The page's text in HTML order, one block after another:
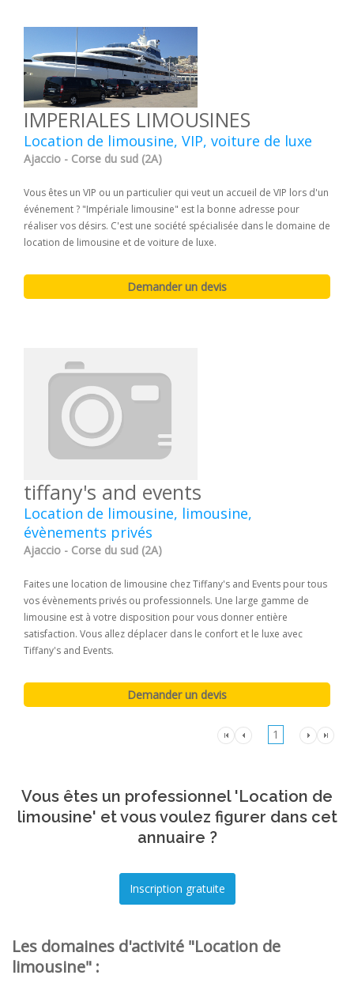
IMPERIALES LIMOUSINES
Location de limousine, VIP, voiture de luxe
Ajaccio - Corse du sud (2A)
Vous êtes un VIP ou un particulier qui veut un accueil de VIP lors d'un
événement ? "Impériale limousine" est la bonne adresse pour
réaliser vos désirs. C'est une société spécialisée dans le domaine de
location de limousine et de voiture de luxe.
tiffany's and events
Location de limousine, limousine,
évènements privés
Ajaccio - Corse du sud (2A)
Faites une location de limousine chez Tiffany's and Events pour tous
vos évènements privés ou professionnels. Une large gamme de
limousine est à votre disposition pour vous donner entière
satisfaction. Vous allez déplacer dans le confort et le luxe avec
Tiffany's and Events.
1
Vous êtes un professionnel 'Location de
limousine' et vous voulez figurer dans cet
annuaire ?
Les domaines d'activité "Location de
limousine" :